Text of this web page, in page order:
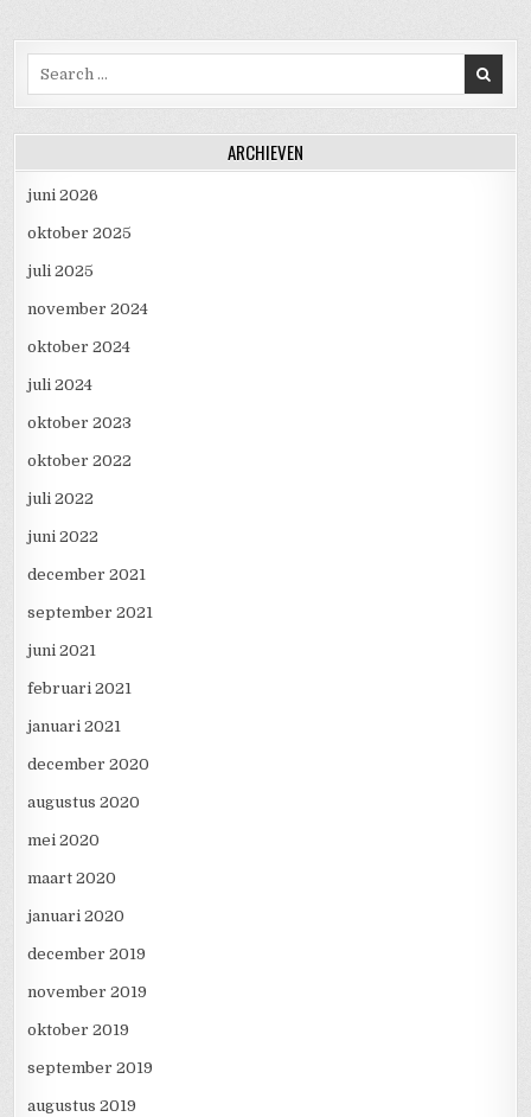
Search for:
ARCHIEVEN
juni 2026
oktober 2025
juli 2025
november 2024
oktober 2024
juli 2024
oktober 2023
oktober 2022
juli 2022
juni 2022
december 2021
september 2021
juni 2021
februari 2021
januari 2021
december 2020
augustus 2020
mei 2020
maart 2020
januari 2020
december 2019
november 2019
oktober 2019
september 2019
augustus 2019